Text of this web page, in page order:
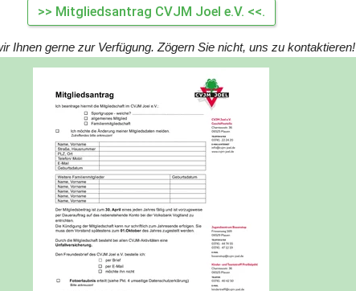
>> Mitgliedsantrag CVJM Joel e.V. <<.
Ihnen gerne zur Verfügung. Zögern Sie nicht, uns zu kontaktieren!